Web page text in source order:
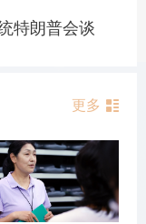
特朗普会谈
更多